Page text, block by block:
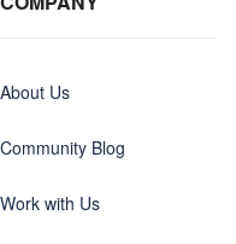
About Us
Community Blog
Work with Us